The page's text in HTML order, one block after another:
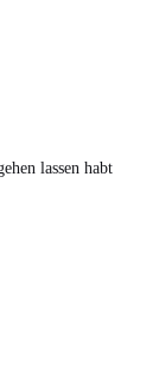
lassen habt